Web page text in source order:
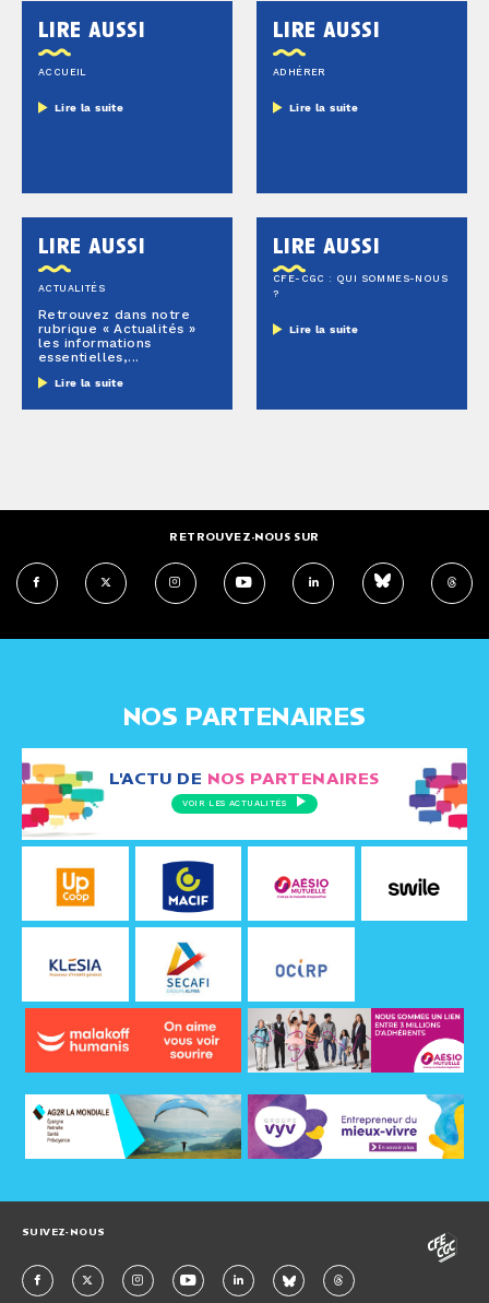
lire aussi
ACCUEIL
Lire la suite
lire aussi
ADHÉRER
Lire la suite
lire aussi
ACTUALITÉS
Retrouvez dans notre
rubrique « Actualités »
les informations
essentielles,...
Lire la suite
lire aussi
CFE-CGC : QUI SOMMES-NOUS
?
Lire la suite
RETROUVEZ-NOUS SUR
NOS PARTENAIRES
L'ACTU DE NOS PARTENAIRES
VOIR LES ACTUALITÉS
SUIVEZ-NOUS